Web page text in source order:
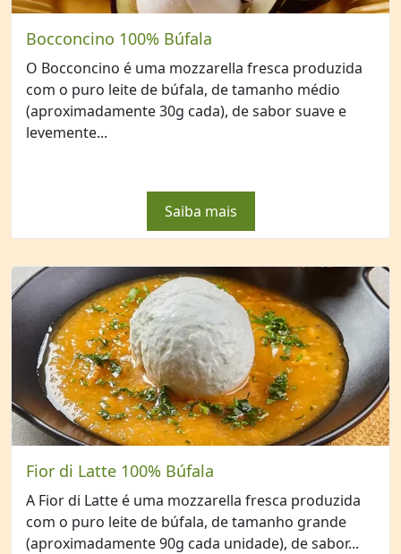
Bocconcino 100% Búfala
O Bocconcino é uma mozzarella fresca produzida
com o puro leite de búfala, de tamanho médio
(aproximadamente 30g cada), de sabor suave e
levemente...
Saiba mais
Fior di Latte 100% Búfala
A Fior di Latte é uma mozzarella fresca produzida
com o puro leite de búfala, de tamanho grande
(aproximadamente 90g cada unidade), de sabor...